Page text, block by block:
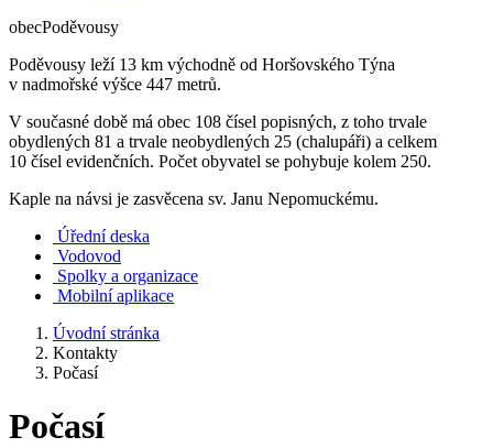
obecPoděvousy
Poděvousy leží 13 km východně od Horšovského Týna
v nadmořské výšce 447 metrů.
V současné době má obec 108 čísel popisných, z toho trvale
obydlených 81 a trvale neobydlených 25 (chalupáři) a celkem
10 čísel evidenčních. Počet obyvatel se pohybuje kolem 250.
Kaple na návsi je zasvěcena sv. Janu Nepomuckému.
Úřední deska
Vodovod
Spolky a organizace
Mobilní aplikace
Úvodní stránka
Kontakty
Počasí
Počasí